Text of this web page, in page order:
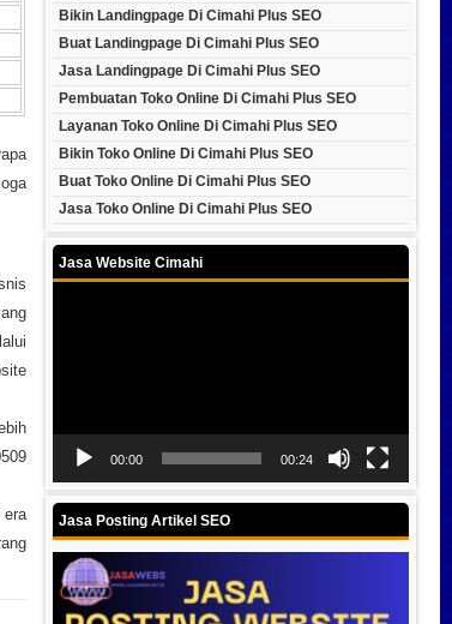
era
Bikin Landingpage Di Cimahi Plus SEO
Buat Landingpage Di Cimahi Plus SEO
Jasa Landingpage Di Cimahi Plus SEO
Pembuatan Toko Online Di Cimahi Plus SEO
Layanan Toko Online Di Cimahi Plus SEO
Bikin Toko Online Di Cimahi Plus SEO
Buat Toko Online Di Cimahi Plus SEO
Jasa Toko Online Di Cimahi Plus SEO
Jasa Website Cimahi
00:00 00:24
Jasa Posting Artikel SEO